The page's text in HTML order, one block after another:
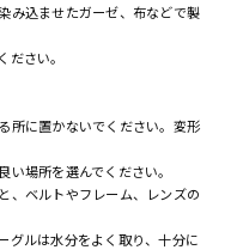
み込ませたガーゼ、布などで製
さい。
所に置かないでください。変形
場所を選んでください。
、ベルトやフレーム、レンズの
グルは水分をよく取り、十分に